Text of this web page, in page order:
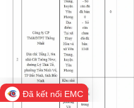
Đã kết nối EMC